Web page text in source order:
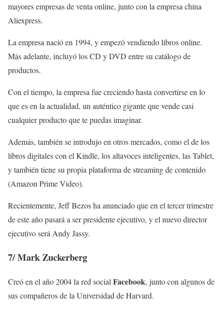
mayores empresas de venta online, junto con la empresa china
Aliexpress.
La empresa nació en 1994, y empezó vendiendo libros online.
Más adelante, incluyó los CD y DVD entre su catálogo de
productos.
Con el tiempo, la empresa fue creciendo hasta convertirse en lo
que es en la actualidad, un auténtico gigante que vende casi
cualquier producto que te puedas imaginar.
Además, también se introdujo en otros mercados, como el de los
libros digitales con el Kindle, los altavoces inteligentes, las Tablet,
y también tiene su propia plataforma de streaming de contenido
(Amazon Prime Video).
Recientemente, Jeff Bezos ha anunciado que en el tercer trimestre
de este año pasará a ser presidente ejecutivo, y el nuevo director
ejecutivo será Andy Jassy.
7/Mark Zuckerberg
Creó en el año 2004 la red social Facebook, junto con algunos de
sus compañeros de la Universidad de Harvard.